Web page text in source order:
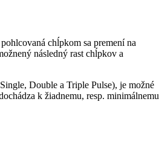
chĺpkom sa premení na
následný rast chĺpkov a
Double a Triple Pulse), je možné
k žiadnemu, resp. minimálnemu